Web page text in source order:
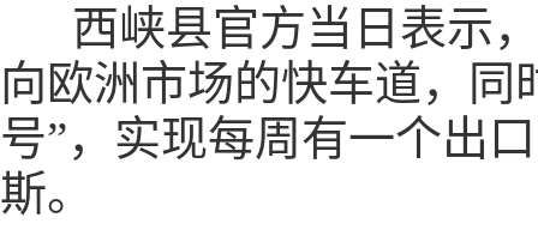
西峡县官方当日表示，
向欧洲市场的快车道，同
号”，实现每周有一个出
斯。